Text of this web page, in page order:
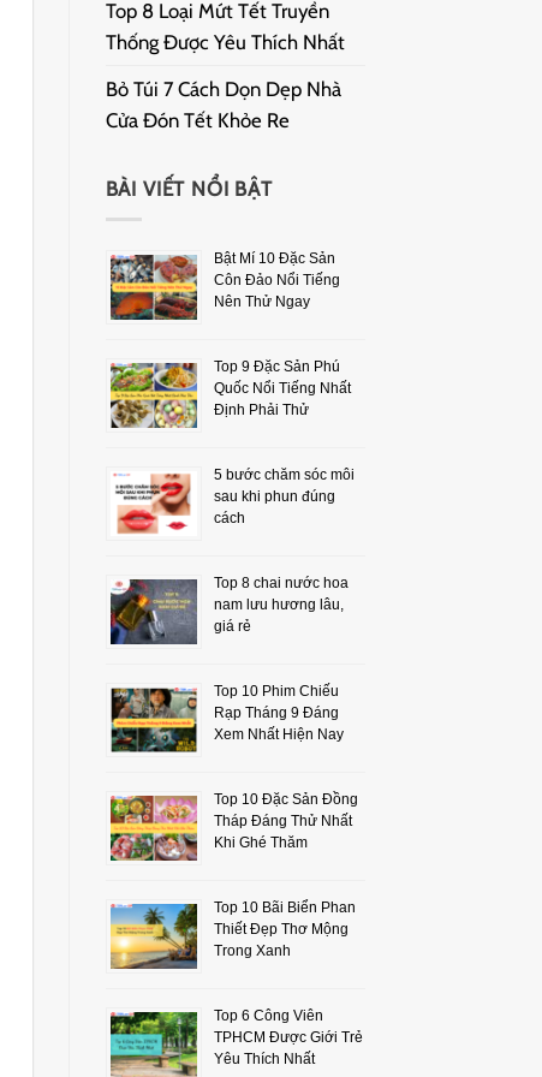
Top 8 Loại Mứt Tết Truyền
Thống Được Yêu Thích Nhất
Bỏ Túi 7 Cách Dọn Dẹp Nhà
Cửa Đón Tết Khỏe Re
BÀI VIẾT NỔI BẬT
Bật Mí 10 Đặc Sản
Côn Đảo Nổi Tiếng
Nên Thử Ngay
Top 9 Đặc Sản Phú
Quốc Nổi Tiếng Nhất
Định Phải Thử
5 bước chăm sóc môi
sau khi phun đúng
cách
Top 8 chai nước hoa
nam lưu hương lâu,
giá rẻ
Top 10 Phim Chiếu
Rạp Tháng 9 Đáng
Xem Nhất Hiện Nay
Top 10 Đặc Sản Đồng
Tháp Đáng Thử Nhất
Khi Ghé Thăm
Top 10 Bãi Biển Phan
Thiết Đẹp Thơ Mộng
Trong Xanh
Top 6 Công Viên
TPHCM Được Giới Trẻ
Yêu Thích Nhất